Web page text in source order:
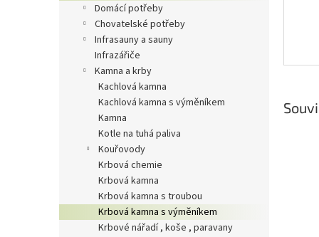
domácí potřeby
chovatelské potřeby
infrasauny a sauny
infrazářiče
kamna a krby
kachlová kamna
kachlová kamna s výměníkem
kamna
kotle na tuhá paliva
kouřovody
krbová chemie
krbová kamna
krbová kamna s troubou
krbová kamna s výměníkem
krbové nářadí , koše , paravany